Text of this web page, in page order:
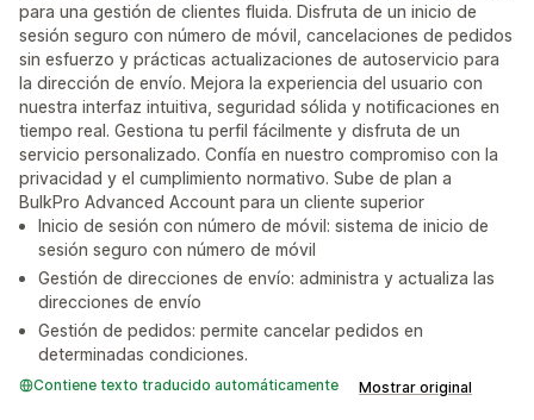
para una gestión de clientes fluida. Disfruta de un inicio de
sesión seguro con número de móvil, cancelaciones de pedidos
sin esfuerzo y prácticas actualizaciones de autoservicio para
la dirección de envío. Mejora la experiencia del usuario con
nuestra interfaz intuitiva, seguridad sólida y notificaciones en
tiempo real. Gestiona tu perfil fácilmente y disfruta de un
servicio personalizado. Confía en nuestro compromiso con la
privacidad y el cumplimiento normativo. Sube de plan a
BulkPro Advanced Account para un cliente superior
Inicio de sesión con número de móvil: sistema de inicio de
sesión seguro con número de móvil
Gestión de direcciones de envío: administra y actualiza las
direcciones de envío
Gestión de pedidos: permite cancelar pedidos en
determinadas condiciones.
Contiene texto traducido automáticamente Mostrar original